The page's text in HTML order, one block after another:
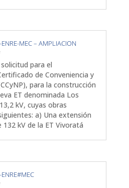
MEC – AMPLIACION
para el
de Conveniencia y
para la construcción
ET denominada Los
kV, cuyas obras
a) Una extensión
kV de la ET Vivoratá